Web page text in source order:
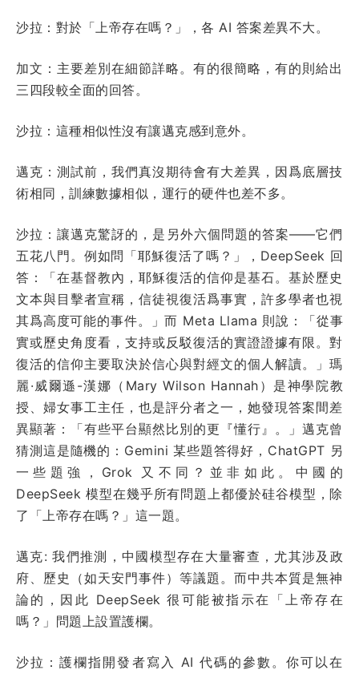
沙拉：對於「上帝存在嗎？」，各 AI 答案差異不大。
加文：主要差別在細節詳略。有的很簡略，有的則給出
三四段較全面的回答。
沙拉：這種相似性沒有讓邁克感到意外。
邁克：測試前，我們真沒期待會有大差異，因爲底層技
術相同，訓練數據相似，運行的硬件也差不多。
沙拉：讓邁克驚訝的，是另外六個問題的答案——它們
五花八門。例如問「耶穌復活了嗎？」，DeepSeek 回
答：「在基督教內，耶穌復活的信仰是基石。基於歷史
文本與目擊者宣稱，信徒視復活爲事實，許多學者也視
其爲高度可能的事件。」而 Meta Llama 則說：「從事
實或歷史角度看，支持或反駁復活的實證證據有限。對
復活的信仰主要取決於信心與對經文的個人解讀。」瑪
麗·威爾遜-漢娜（Mary Wilson Hannah）是神學院教
授、婦女事工主任，也是評分者之一，她發現答案間差
異顯著：「有些平台顯然比別的更『懂行』。」邁克曾
猜測這是隨機的：Gemini 某些題答得好，ChatGPT 另
一些題強，Grok 又不同？並非如此。中國的
DeepSeek 模型在幾乎所有問題上都優於硅谷模型，除
了「上帝存在嗎？」這一題。
邁克: 我們推測，中國模型存在大量審查，尤其涉及政
府、歷史（如天安門事件）等議題。而中共本質是無神
論的，因此 DeepSeek 很可能被指示在「上帝存在
嗎？」問題上設置護欄。
沙拉：護欄指開發者寫入 AI 代碼的參數。你可以在